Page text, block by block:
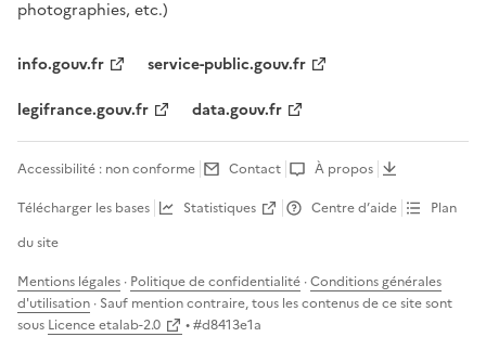
photographies, etc.)
info.gouv.fr
service-public.gouv.fr
legifrance.gouv.fr
data.gouv.fr
Accessibilité : non conforme Contact
À propos
Télécharger les bases
Statistiques Centre d’aide
Plan
du site
Mentions légales · Politique de confidentialité ·Conditions générales
d'utilisation · Sauf mention contraire, tous les contenus de ce site sont
sous Licence etalab-2.0 • #d8413e1a